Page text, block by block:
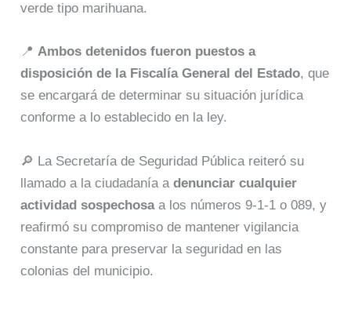
verde tipo marihuana.
📍Ambos detenidos fueron puestos a
disposición de la Fiscalía General del Estado, que
se encargará de determinar su situación jurídica
conforme a lo establecido en la ley.
🔎 La Secretaría de Seguridad Pública reiteró su
llamado a la ciudadanía adenunciar cualquier
actividad sospechosaa los números 9-1-1 o 089, y
reafirmó su compromiso de mantener vigilancia
constante para preservar la seguridad en las
colonias del municipio.